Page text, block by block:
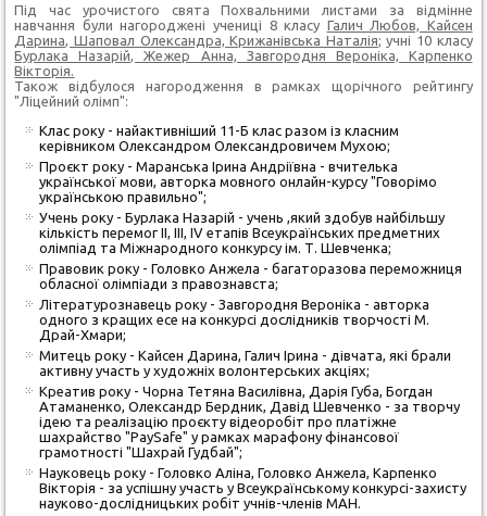
Під час урочистого свята Похвальними листами за відмінне
навчання були нагороджені учениці 8 класу Галич Любов, Кайсен
Дарина, Шаповал Олександра, Крижанівська Наталія; учні 10 класу
Бурлака Назарій, Жежер Анна, Завгородня Вероніка, Карпенко
Вікторія.
Також відбулося нагородження в рамках щорічного рейтингу
"Ліцейний олімп":
Клас року - найактивніший 11-Б клас разом із класним
керівником Олександром Олександровичем Мухою;
Проєкт року - Маранська Ірина Андріївна - вчителька
української мови, авторкамовного онлайн-курсу "Говорімо
українською правильно";
Учень року - Бурлака Назарій - учень ,який здобув найбільшу
кількість перемог ІІ, ІІІ, IV етапів Всеукраїнських предметних
олімпіад та Міжнародного конкурсу ім. Т. Шевченка;
Правовик року - Головко Анжела - багаторазова переможниця
обласної олімпіади з правознавста;
Літературознавець року - Завгородня Вероніка - авторка
одного з кращих есе на конкурсі дослідників творчості М.
Драй-Хмари;
Митець року - Кайсен Дарина, Галич Ірина - дівчата, які брали
активну участь у художніх волонтерських акціях;
Креатив року - Чорна Тетяна Василівна, Дарія Губа, Богдан
Атаманенко, Олександр Бердник, Давід Шевченко - за творчу
ідею та реалізацію проєкту відеоробіт про платіжне
шахрайство "PaySafe" у рамках марафону фінансової
грамотності "Шахрай Гудбай";
Науковець року - Головко Аліна, Головко Анжела, Карпенко
Вікторія - за успішну участь у Всеукраїнському конкурсі-захисту
науково-дослідницьких робіт учнів-членів МАН.